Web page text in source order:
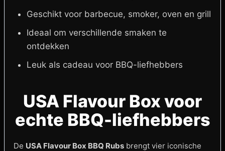
Geschikt voor barbecue, smoker, oven en grill
Ideaal om verschillende smaken te
ontdekken
Leuk als cadeau voor BBQ-liefhebbers
USA Flavour Box voor
echte BBQ-liefhebbers
De USA Flavour Box BBQ Rubs brengt vier iconische